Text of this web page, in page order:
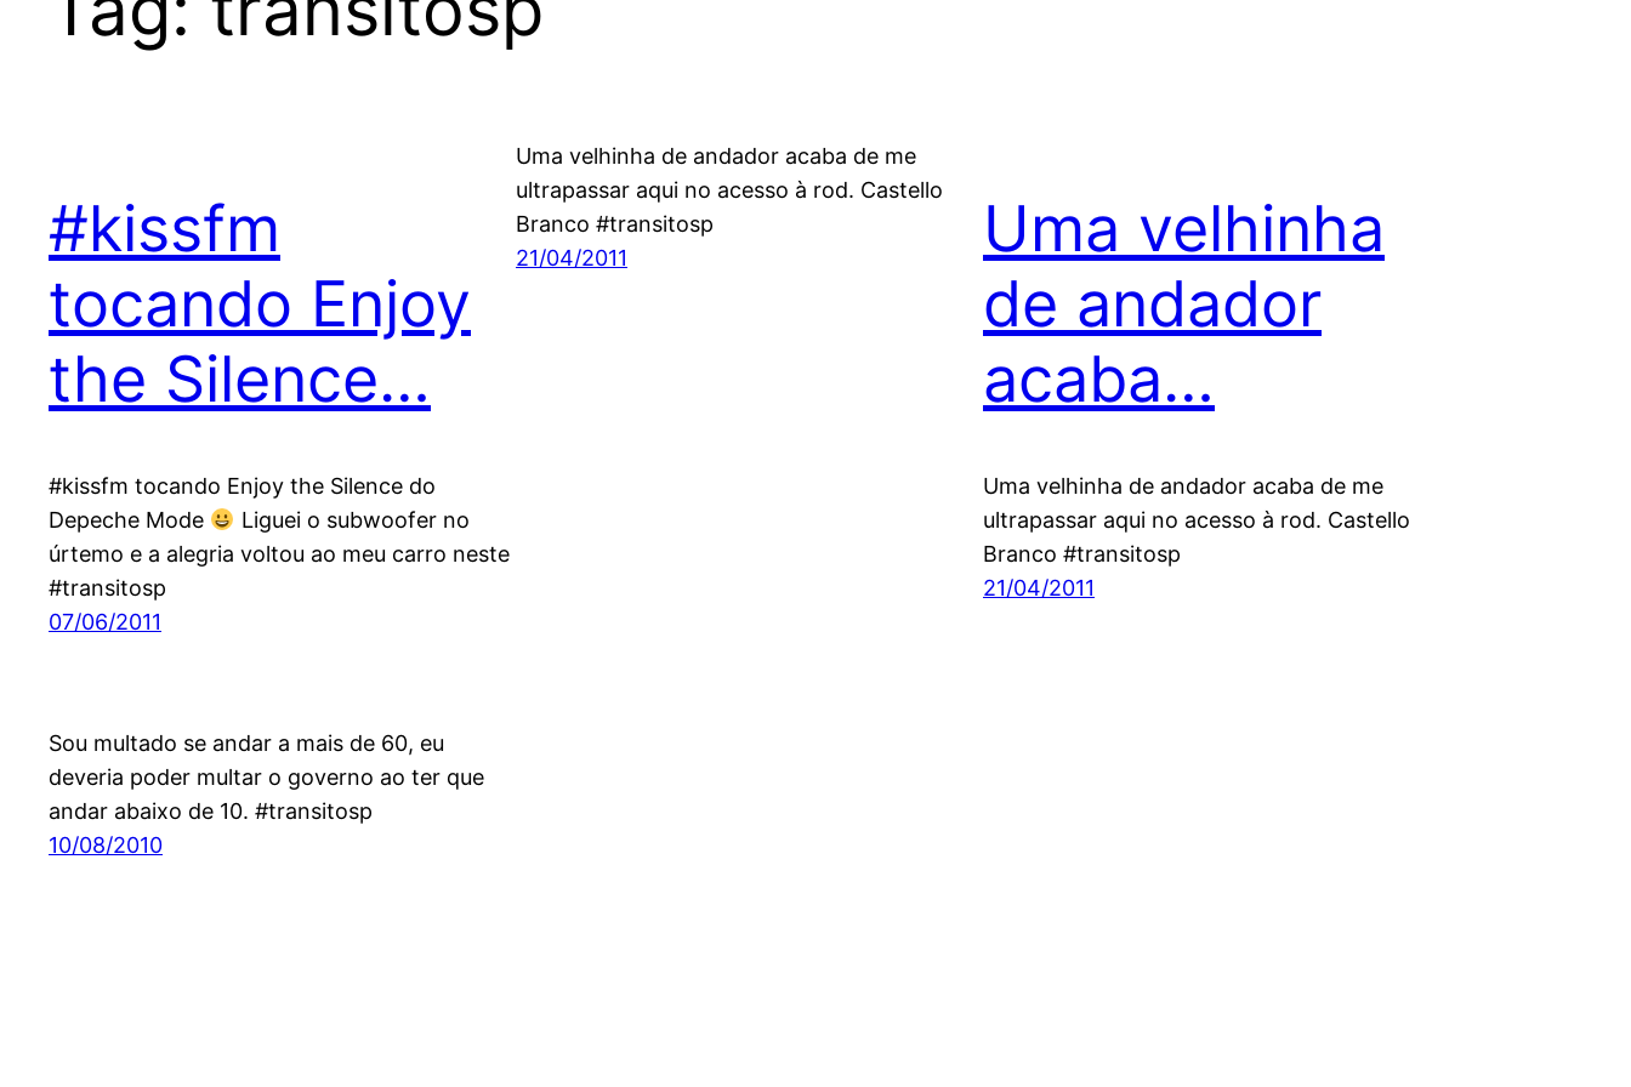
#kissfm
tocando Enjoy
the Silence…
#kissfm tocando Enjoy the Silence do
Depeche Mode
Liguei o subwoofer no
úrtemo e a alegria voltou ao meu carro neste
#transitosp
07/06/2011
Uma velhinha de andador acaba de me
ultrapassar aqui no acesso à rod. Castello
Branco #transitosp
21/04/2011
Uma velhinha
de andador
acaba…
Uma velhinha de andador acaba de me
ultrapassar aqui no acesso à rod. Castello
Branco #transitosp
21/04/2011
Sou multado se andar a mais de 60, eu
deveria poder multar o governo ao ter que
andar abaixo de 10. #transitosp
10/08/2010